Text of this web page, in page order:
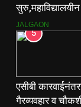
JALGAON
5
एसीबी
गैरव्यवहार व